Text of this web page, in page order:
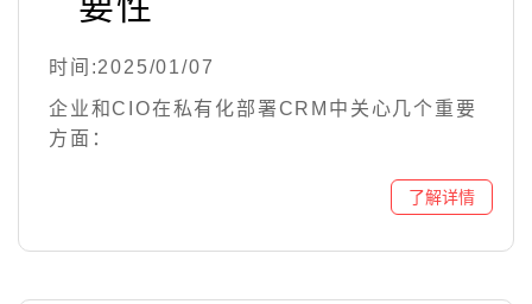
时间:2025/01/07
企业和CIO在私有化部署CRM中关心几个重要
方面：